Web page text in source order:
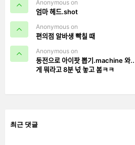
Anonymous on
엄마 헤드.shot
Anonymous on
편의점 알바생 빡칠 때
Anonymous on
동전으로 아이팟 뽑기.machine
게 뭐라고 8분 넋 놓고 봄ㅋㅋ
최근 댓글